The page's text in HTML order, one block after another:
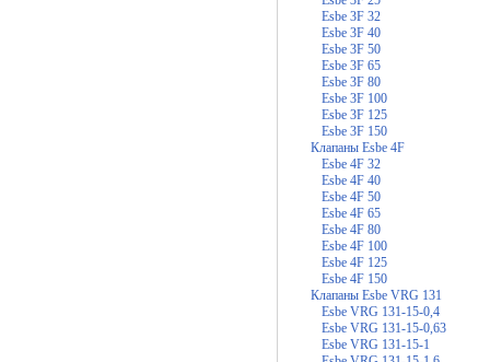
Esbe 3F 32
Esbe 3F 40
Esbe 3F 50
Esbe 3F 65
Esbe 3F 80
Esbe 3F 100
Esbe 3F 125
Esbe 3F 150
Клапаны Esbe 4F
Esbe 4F 32
Esbe 4F 40
Esbe 4F 50
Esbe 4F 65
Esbe 4F 80
Esbe 4F 100
Esbe 4F 125
Esbe 4F 150
Клапаны Esbe VRG 131
Esbe VRG 131-15-0,4
Esbe VRG 131-15-0,63
Esbe VRG 131-15-1